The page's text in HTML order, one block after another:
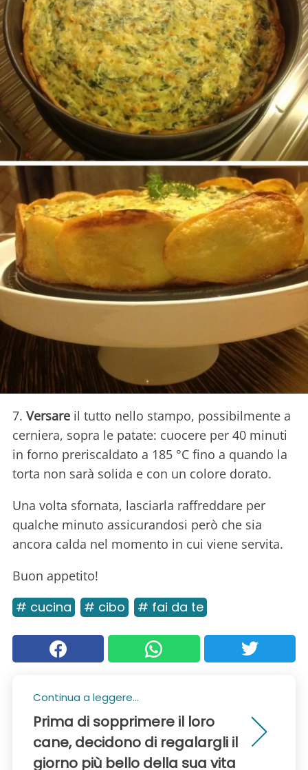
7. Versare il tutto nello stampo, possibilmente a
cerniera, sopra le patate: cuocere per 40 minuti
in forno preriscaldato a 185 °C fino a quando la
torta non sarà solida e con un colore dorato.
Una volta sfornata, lasciarla raffreddare per
qualche minuto assicurandosi però che sia
ancora calda nel momento in cui viene servita.
Buon appetito!
# cucina # cibo # fai da te
Continua a leggere...
Prima di sopprimere il loro
cane, decidono di regalargli il
giorno più bello della sua vita